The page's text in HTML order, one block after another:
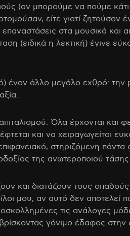
(αν μπορούμε να πούμε κάτι
είτε γιατί
στα μουσικά και
(ειδικά η λεκτική) έγινε
έναν άλλο μεγάλο εχθρό:
Όλα έρχονται
και να χειραγωγείται
στηριζόμενη πάντα
της ανωτεροποιού
και διατάζουν τους
μου, αν αυτό δεν
τις ανάλογες
γόνιμο έδαφος